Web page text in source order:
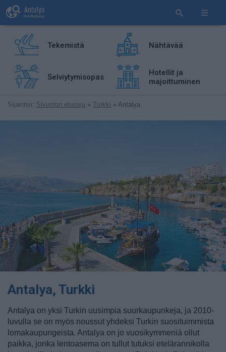
Tekemistä Nähtävää
Selviytymisopas
Hotellit ja
majoittuminen
Sijaintisi: Sivuston etusivu » Turkki » Antalya
Antalya, Turkki
Antalya on yksi Turkin uusimpia suurkaupunkeja, ja 2010-
luvulla se on myös noussut yhdeksi Turkin suosituimmista
lomakaupungeista. Antalya on jo vuosikymmeniä ollut
paikka, jonka lentoasema on tullut tutuksi etelärannikolla